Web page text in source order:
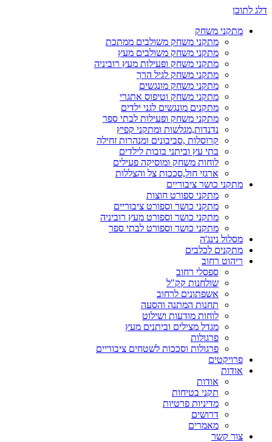
דלג לתוכן
מתקני משחק
מתקני משחק משולבים ממתכת
מתקני משחק משולבים מעץ
מתקני משחק ופעילות מעץ רוביניה
מתקני משחק לגיל הרך
מתקני משחק מונגשים
מתקני משחק וטיפוס אתגרי
מתקנים מונגשים לגני ילדים
מתקני משחק ופעילות לבתי ספר
נדנדות,מגלשות ומתקני קפיץ
קרוסלות ,סביבונים ומנהרות זחילה
בתי עץ וביתני בובות לילדים
לוחות משחק ומוסיקה פעילים
ארגזי חול,סככות צל והצללות
מתקני כושר ציבוריים
מתקני ספורט חוצות
מתקני כושר וספורט ציבוריים
מתקני כושר וספורט מעץ רוביניה
מתקני כושר וספורט לבתי ספר
מסלול נינג'ה
מתקנים לכלבים
ריהוט רחוב
ספסלי רחוב
שולחנות קק"ל
אשפתונים לרחוב
תחנות המתנה והסעה
לוחות מודעות ושילוט
מגדל מצילים וביתנים מעץ
פרגולות
פרגולות וסככות לשטחים ציבוריים
פרויקטים
אודות
אודות
תקני בטיחות
מדיניות פרטיות
דרושים
מאמרים
צור קשר